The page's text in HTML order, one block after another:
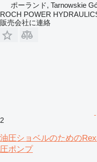
ポーランド, Tarnowskie
ROCH POWER
販売会社に連絡
2
油圧ショベルのための
圧ポンプ